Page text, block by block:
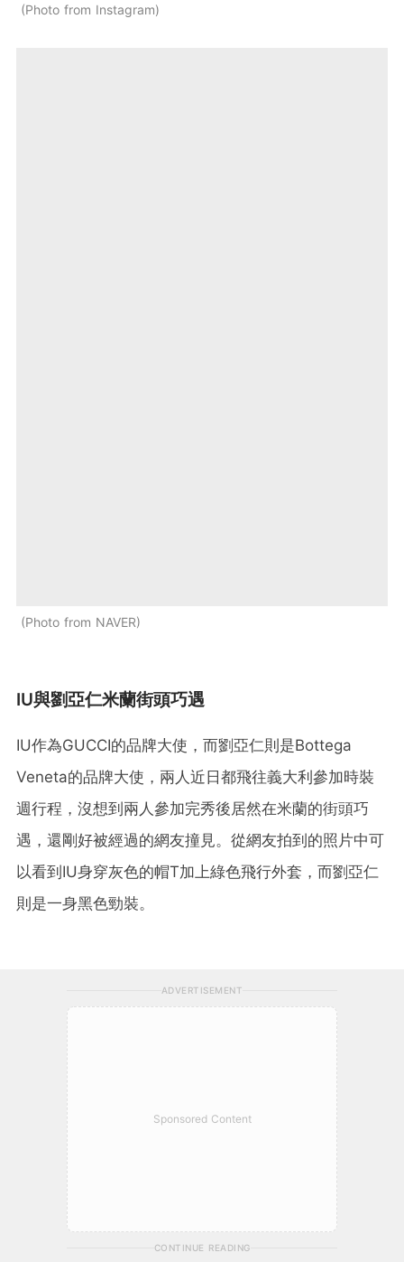
Photo from Instagram
Photo from NAVER
IU與劉亞仁米蘭街頭巧遇
IU作為GUCCI的品牌大使，而劉亞仁則是Bottega
Veneta的品牌大使，兩人近日都飛往義大利參加時裝
週行程，沒想到兩人參加完秀後居然在米蘭的街頭巧
遇，還剛好被經過的網友撞見。從網友拍到的照片中可
以看到IU身穿灰色的帽T加上綠色飛行外套，而劉亞仁
則是一身黑色勁裝。
ADVERTISEMENT
Sponsored Content
CONTINUE READING